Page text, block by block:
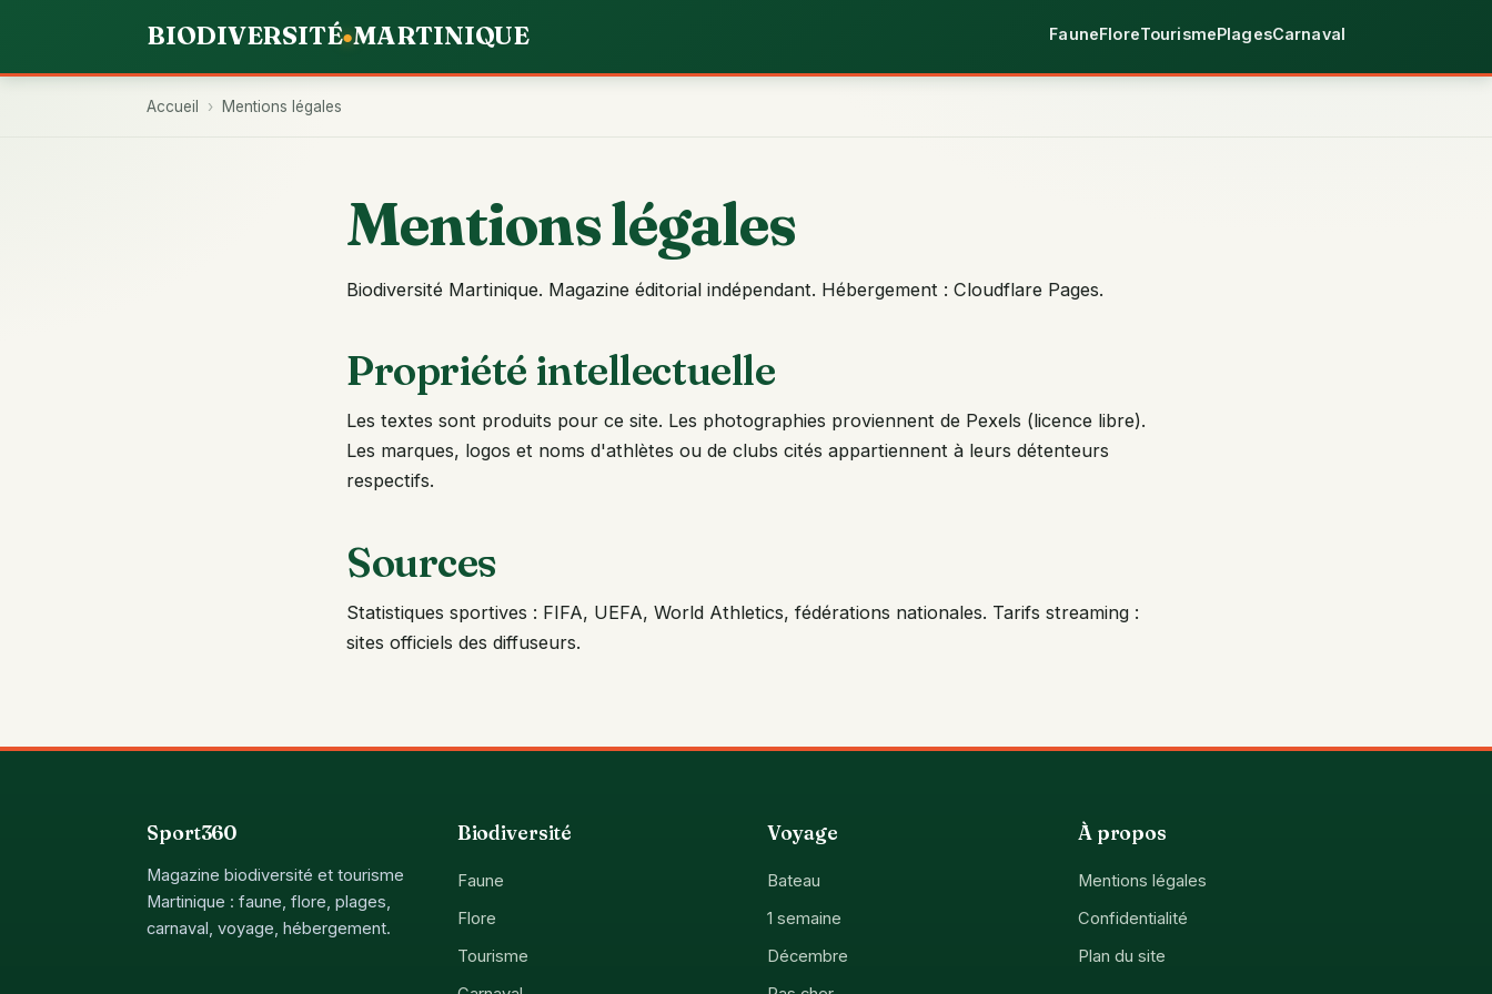
BIODIVERSITÉ●MARTINIQUE FauneFloreTourismePlagesCarnaval
Accueil › Mentions légales
Mentions légales
Biodiversité Martinique. Magazine éditorial indépendant. Hébergement : Cloudflare Pages.
Propriété intellectuelle
Les textes sont produits pour ce site. Les photographies proviennent de Pexels (licence libre).
Les marques, logos et noms d'athlètes ou de clubs cités appartiennent à leurs détenteurs
respectifs.
Sources
Statistiques sportives : FIFA, UEFA, World Athletics, fédérations nationales. Tarifs streaming :
sites officiels des diffuseurs.
Sport360
Magazine biodiversité et tourisme
Martinique : faune, flore, plages,
carnaval, voyage, hébergement.
Biodiversité
Faune
Flore
Tourisme
Voyage
Bateau
1 semaine
Décembre
À propos
Mentions légales
Confidentialité
Plan du site